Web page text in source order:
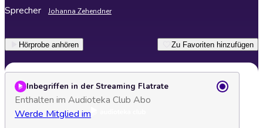
Sprecher Johanna Zehendner
Hörprobe anhören Zu Favoriten hinzufügen
Inbegriffen in der Streaming Flatrate
Enthalten im Audioteka Club Abo
Werde Mitglied im